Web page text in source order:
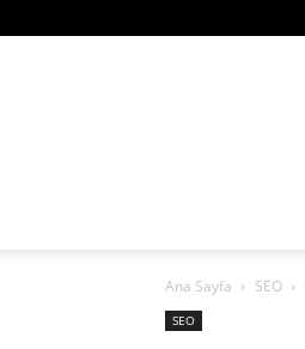
Ana Sayfa SEO
SEO